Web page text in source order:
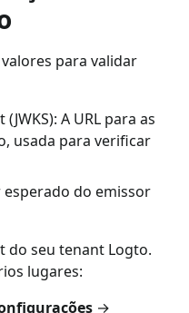
para validar
(JWKS): A URL para as
usada para verificar
esperado do emissor
do seu tenant Logto.
lugares:
→